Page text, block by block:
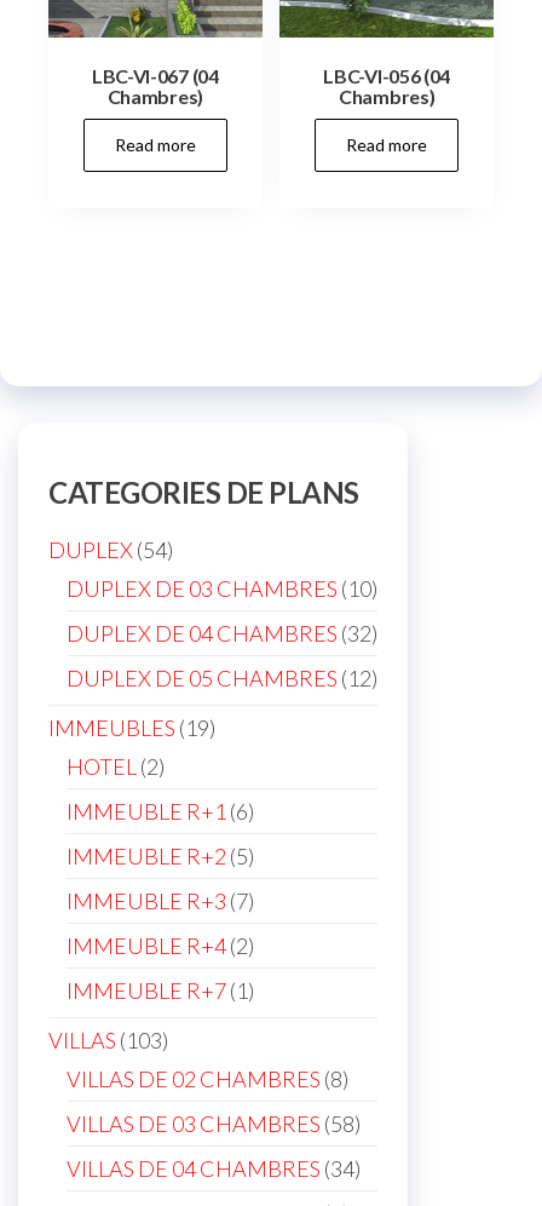
LBC-VI-067 (04
Chambres)
Read more
LBC-VI-056 (04
Chambres)
Read more
CATEGORIES DE PLANS
DUPLEX 5454
products
DUPLEX DE 03 CHAMBRES 1010
products
DUPLEX DE 04 CHAMBRES 3232
products
DUPLEX DE 05 CHAMBRES 1212
IMMEUBLES 1919
HOTEL 22
products
IMMEUBLE R+1 66
products
IMMEUBLE R+2 55
products
IMMEUBLE R+3 77
products
IMMEUBLE R+4 22
products
IMMEUBLE R+7 11
VILLAS 103103
products
VILLAS DE 02 CHAMBRES 88
products
VILLAS DE 03 CHAMBRES 5858
products
VILLAS DE 04 CHAMBRES 3434